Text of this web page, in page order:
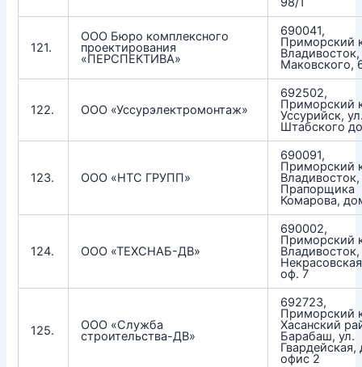
121.
ООО Бюро комплексного
проектирования
«ПЕРСПЕКТИВА»
690041,
Приморский
Владивосток,
Маковского,
122. ООО «Уссурэлектромонтаж»
692502,
Приморский
Уссурийск,
Штабского
123. ООО «НТС ГРУПП»
690091,
Приморский
Владивосток,
Прапорщика
Комарова,
124. ООО «ТЕХСНАБ-ДВ»
690002,
Приморский
Владивосток,
оф. 7
125. ООО «Служба
строительства-ДВ»
692723,
Приморский
Хасанский
Барабаш, ул.
офис 2